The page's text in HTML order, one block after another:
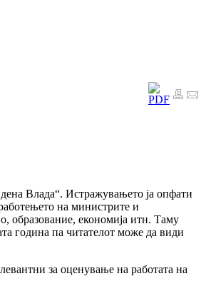
Влада“. Истражувањето ја опфати
на министрите и
образование, економија итн. Таму
година па читателот може да види
за оценување на работата на